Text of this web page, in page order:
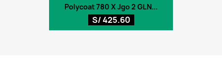
Polycoat 780 X Jgo 2 GLN...
S/ 425.60